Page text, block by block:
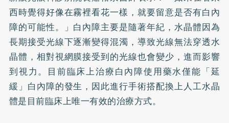
西時覺得好像在霧裡看花一樣，就要留意是否有白內
障的可能性。」白內障主要是隨著年紀，水晶體因為
長期接受光線下逐漸變得混濁，導致光線無法穿透水
晶體，相對視網膜接受到的光線也會變少，進而影響
到視力。目前臨床上治療白內障使用藥水僅能「延
緩」白內障的發生，因此進行手術搭配換上人工水晶
體是目前臨床上唯一有效的治療方式。